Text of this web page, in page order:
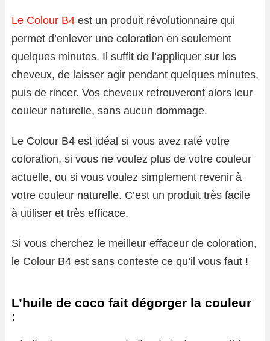
Le Colour B4 est un produit révolutionnaire qui
permet d’enlever une coloration en seulement
quelques minutes. Il suffit de l’appliquer sur les
cheveux, de laisser agir pendant quelques minutes,
puis de rincer. Vos cheveux retrouveront alors leur
couleur naturelle, sans aucun dommage.
Le Colour B4 est idéal si vous avez raté votre
coloration, si vous ne voulez plus de votre couleur
actuelle, ou si vous voulez simplement revenir à
votre couleur naturelle. C’est un produit très facile
à utiliser et très efficace.
Si vous cherchez le meilleur effaceur de coloration,
le Colour B4 est sans conteste ce qu’il vous faut !
L’huile de coco fait dégorger la couleur
: